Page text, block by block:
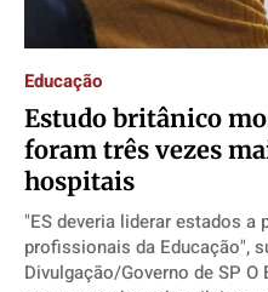
Educação
Estudo britânico
foram três vezes
hospitais
"ES deveria liderar estados
profissionais da Educação",
Divulgação/Governo de SP O Espírito Santo poderia liderar